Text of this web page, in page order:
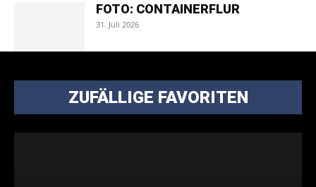
FOTO: CONTAINERFLUR
31. Juli 2026
ZUFÄLLIGE FAVORITEN